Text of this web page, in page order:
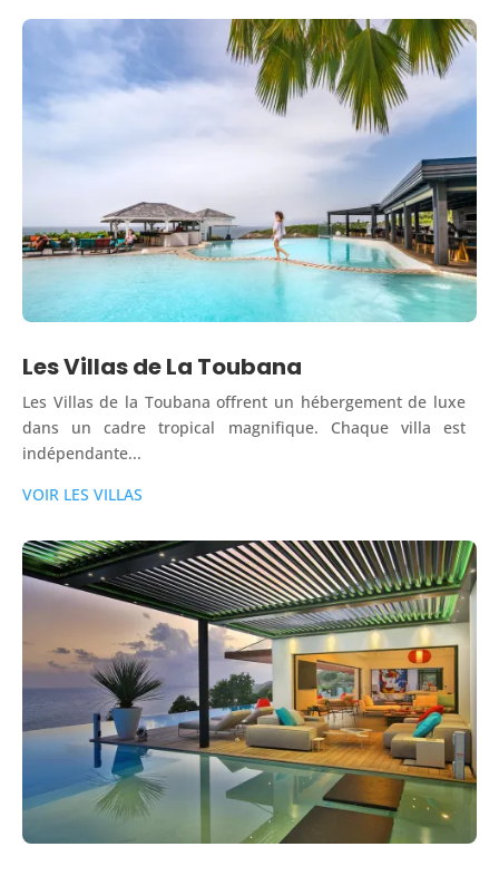
Les Villas de La Toubana
Les Villas de la Toubana offrent un hébergement de luxe
dans un cadre tropical magnifique. Chaque villa est
indépendante...
VOIR LES VILLAS